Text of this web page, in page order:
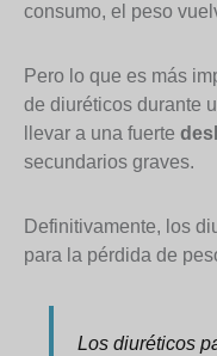
consumo, el peso
Pero lo que es más
de diuréticos durante
llevar a una fuerte
secundarios graves.
Definitivamente, los
para la pérdida de
Los diuréticos